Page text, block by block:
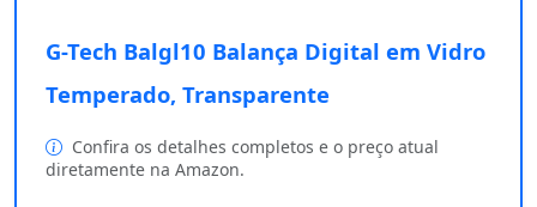
G-Tech Balgl10 Balança Digital em Vidro
Temperado, Transparente
Confira os detalhes completos e o preço atual
diretamente na Amazon.